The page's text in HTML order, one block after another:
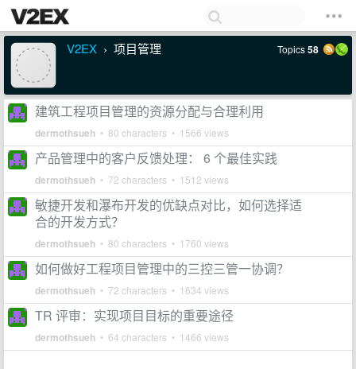
V2EX › 项目管理 Topics58
建筑工程项目管理的资源分配与合理利用
dermothsueh • 80 characters • 1566 views
产品管理中的客户反馈处理： 6 个最佳实践
dermothsueh • 72 characters • 1512 views
敏捷开发和瀑布开发的优缺点对比，如何选择适
合的开发方式？
dermothsueh • 80 characters • 1760 views
如何做好工程项目管理中的三控三管一协调？
dermothsueh • 72 characters • 1634 views
TR 评审：实现项目目标的重要途径
dermothsueh • 64 characters • 1466 views